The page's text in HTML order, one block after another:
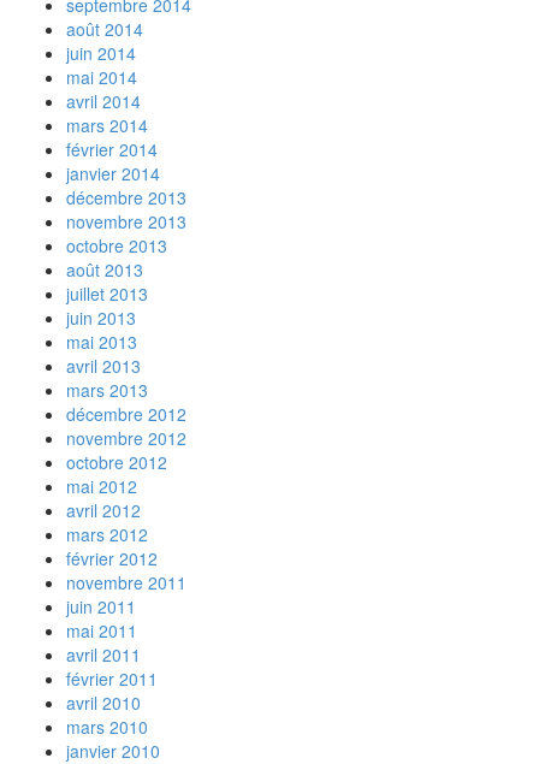
septembre 2014
août 2014
juin 2014
mai 2014
avril 2014
mars 2014
février 2014
janvier 2014
décembre 2013
novembre 2013
octobre 2013
août 2013
juillet 2013
juin 2013
mai 2013
avril 2013
mars 2013
décembre 2012
novembre 2012
octobre 2012
mai 2012
avril 2012
mars 2012
février 2012
novembre 2011
juin 2011
mai 2011
avril 2011
février 2011
avril 2010
mars 2010
janvier 2010